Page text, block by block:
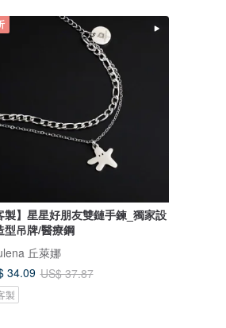
製】星星好朋友雙鏈手鍊_獨家設
型吊牌/醫療鋼
丘萊娜
34.09 US$ 37.87
製